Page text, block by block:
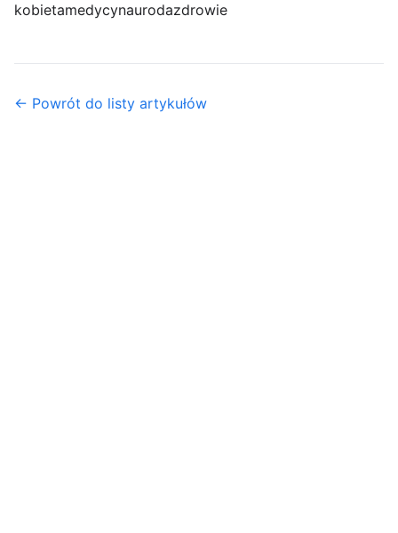
kobietamedycynaurodazdrowie
← Powrót do listy artykułów